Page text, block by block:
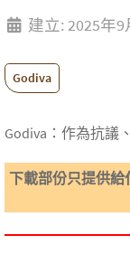
建立: 2025年9
Godiva
Godiva：作為抗議
下載部份只提供